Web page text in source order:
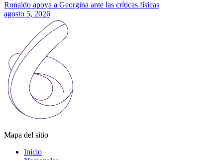
Ronaldo apoya a Georgina ante las críticas físicas
agosto 5, 2026
Mapa del sitio
Inicio